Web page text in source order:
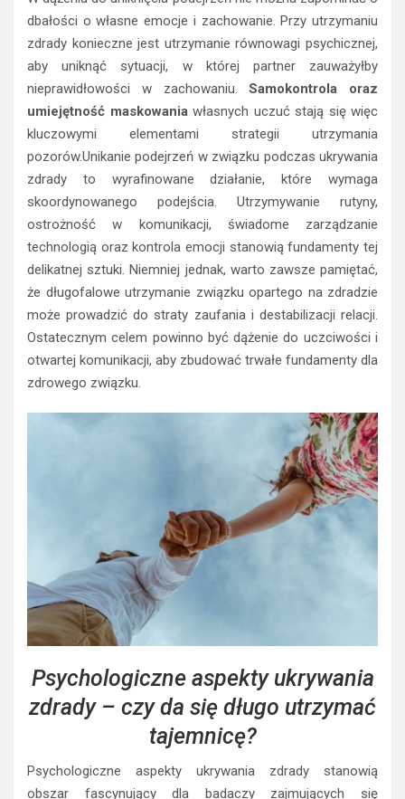
dbałości o własne emocje i zachowanie. Przy utrzymaniu
zdrady konieczne jest utrzymanie równowagi psychicznej,
aby uniknąć sytuacji, w której partner zauważyłby
nieprawidłowości w zachowaniu.Samokontrola oraz
umiejętność maskowaniawłasnych uczuć stają się więc
kluczowymi elementami strategii utrzymania
pozorów.Unikanie podejrzeń w związku podczas ukrywania
zdrady to wyrafinowane działanie, które wymaga
skoordynowanego podejścia. Utrzymywanie rutyny,
ostrożność w komunikacji, świadome zarządzanie
technologią oraz kontrola emocji stanowią fundamenty tej
delikatnej sztuki. Niemniej jednak, warto zawsze pamiętać,
że długofalowe utrzymanie związku opartego na zdradzie
może prowadzić do straty zaufania i destabilizacji relacji.
Ostatecznym celem powinno być dążenie do uczciwości i
otwartej komunikacji, aby zbudować trwałe fundamenty dla
zdrowego związku.
Psychologiczne aspekty ukrywania
zdrady – czy da się długo utrzymać
tajemnicę?
Psychologiczne aspekty ukrywania zdrady stanowią
obszar fascynujący dla badaczy zajmujących się